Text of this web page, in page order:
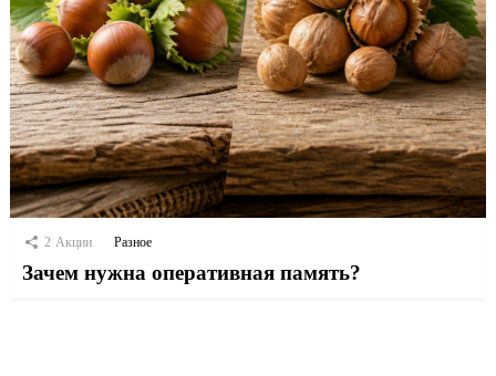
2 Акции Разное
Зачем нужна оперативная память?